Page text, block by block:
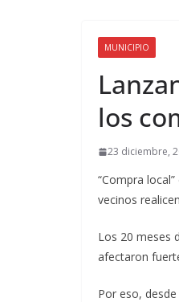
MUNICIPIO
los
23 diciembre,
“Compra
vecinos
Los 20 meses
afectaron
Por eso,